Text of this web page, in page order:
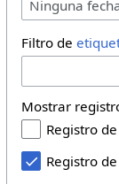
Ninguna
Filtro de
Mostrar
Registro
Registro